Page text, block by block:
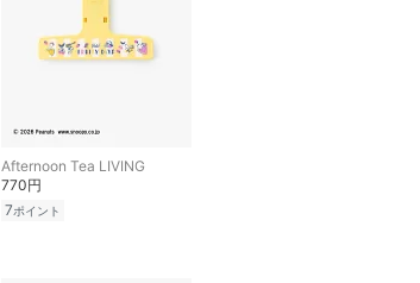
Afternoon Tea LIVING
770円
7ポイント